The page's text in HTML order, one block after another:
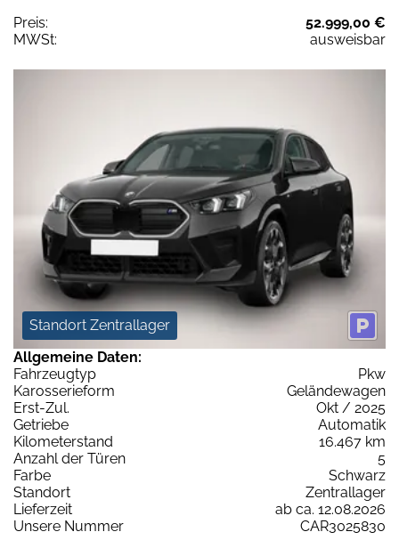
Preis:
52.999,00 €
MWSt:
ausweisbar
Standort Zentrallager
Allgemeine Daten:
Fahrzeugtyp
Pkw
Karosserieform
Geländewagen
Erst-Zul.
Okt / 2025
Getriebe
Automatik
Kilometerstand
16.467 km
Anzahl der Türen
5
Farbe
Schwarz
Standort
Zentrallager
Lieferzeit
ab ca. 12.08.2026
Unsere Nummer
CAR3025830